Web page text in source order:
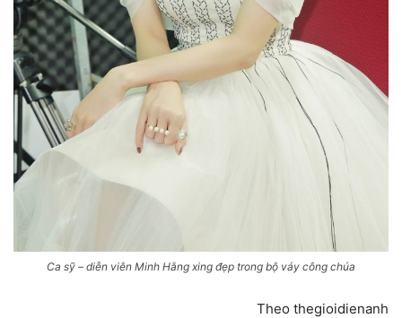
Ca sỹ – diễn viên Minh Hằng xing đẹp trong bộ váy công chúa
Theo thegioidienanh